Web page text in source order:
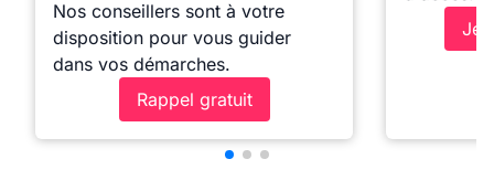
Nos conseillers sont à votre
disposition pour vous guider
dans vos démarches.
Rappel gratuit
Je